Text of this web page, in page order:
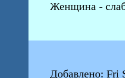
Женщина -
Добавлено: Fri